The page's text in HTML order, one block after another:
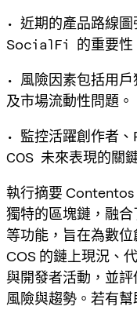
• 近期的產品路線
SocialFi 的重要性
• 風險因素包括用
及市場流動性問題。
• 監控活躍創作者
COS 未來表現的關
執行摘要 Contentos
獨特的區塊鏈，融
等功能，旨在為數
COS 的鏈上現況、
與開發者活動，並評
風險與趨勢。若有